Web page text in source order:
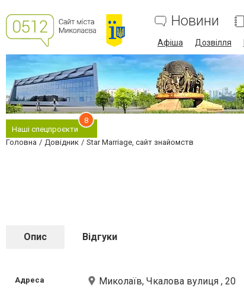
Новини
Афіша Дозвілля
Наші спецпроєкти
8
Головна Довідник Star Marriage, сайт знайомств
Опис Відгуки
Адреса Миколаїв, Чкалова вулиця , 20